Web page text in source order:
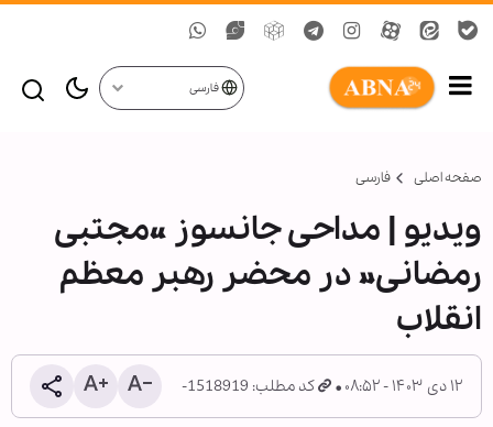
فارسی
صفحه اصلی فارسی
ویدیو | مداحی جانسوز «مجتبی
رمضانی» در محضر رهبر معظم
انقلاب
۱۲ دی ۱۴۰۳ - ۰۸:۵۲ کد مطلب: 1518919-